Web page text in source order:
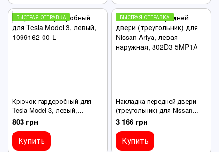
БЫСТРАЯ ОТПРАВКА
Крючок гардеробный для
Tesla Model 3, левый,
1099162-00-L
803 грн
Купить
БЫСТРАЯ ОТПРАВКА
Накладка передней двери
(треугольник) для Nissan
Ariyа, левая наружная,
802D3-5MP1А
3 166 грн
Купить